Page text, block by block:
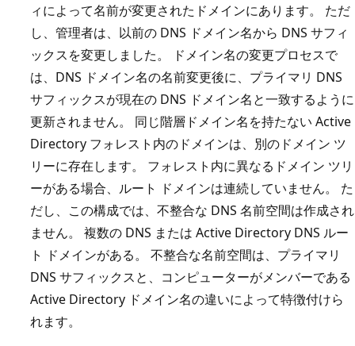
ィによって名前が変更されたドメインにあります。 ただ
し、管理者は、以前の DNS ドメイン名から DNS サフィ
ックスを変更しました。 ドメイン名の変更プロセスで
は、DNS ドメイン名の名前変更後に、プライマリ DNS
サフィックスが現在の DNS ドメイン名と一致するように
更新されません。 同じ階層ドメイン名を持たない Active
Directory フォレスト内のドメインは、別のドメイン ツ
リーに存在します。 フォレスト内に異なるドメイン ツリ
ーがある場合、ルート ドメインは連続していません。 た
だし、この構成では、不整合な DNS 名前空間は作成され
ません。 複数の DNS または Active Directory DNS ルー
ト ドメインがある。 不整合な名前空間は、プライマリ
DNS サフィックスと、コンピューターがメンバーである
Active Directory ドメイン名の違いによって特徴付けら
れます。